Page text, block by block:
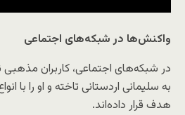
واکنش‌ها در شبکه‌های اجتماعی
در شبکه‌های اجتماعی، کاربران
به سلیمانی اردستانی تاخته و او را با
هدف قرار داده‌اند.